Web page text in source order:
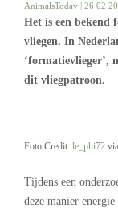
AnimalsToday | 26 02
Het is een bekend
vliegen. In
‘formatievlieger’,
dit vliegpatroon.
Foto Credit: le_phi72 via
Tijdens een
deze manier